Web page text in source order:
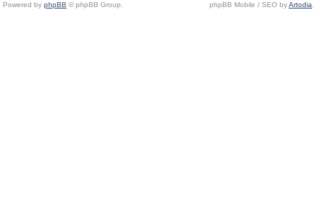
Powered by phpBB © phpBB Group. phpBB Mobile / SEO byArtodia